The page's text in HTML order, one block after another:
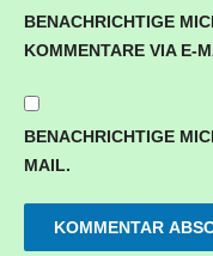
BENACHRICHTIGE
KOMMENTARE VIA E-
BENACHRICHTIGE
MAIL.